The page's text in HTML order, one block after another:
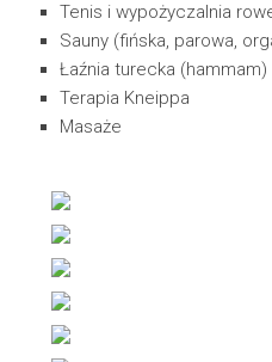
Tenis i wypożyczalnia
Sauny (fińska, parowa,
Łaźnia turecka (hammam)
Terapia Kneippa
Masaże